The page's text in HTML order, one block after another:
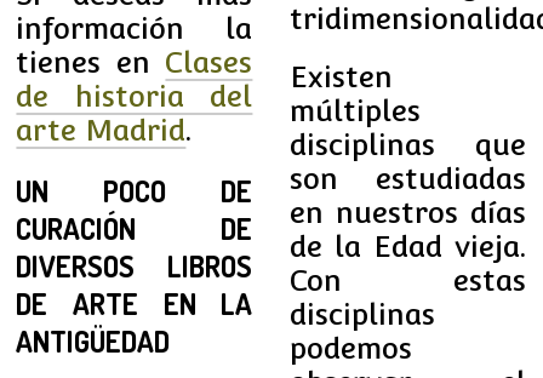
información la
tienes en Clases
de historia del
arte Madrid.
UN POCO DE
CURACIÓN DE
DIVERSOS LIBROS
DE ARTE EN LA
ANTIGÜEDAD
Existen
múltiples
disciplinas que
son estudiadas
en nuestros días
de la Edad vieja.
Con estas
disciplinas
podemos